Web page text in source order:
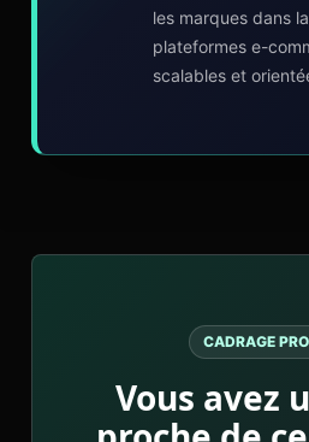
les marques dans
plateformes e-
scalables et
CADRAGE
Vous avez